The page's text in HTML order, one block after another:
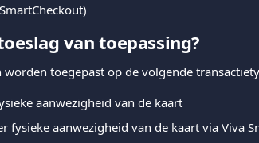
van toepassing?
worden toegepast op de volgende
aanwezigheid van de kaart
fysieke aanwezigheid van de kaart via Viva